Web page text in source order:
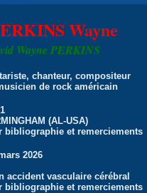
Wayne
Wayne PERKINS
chanteur, compositeur
de rock américain
(AL-USA)
bibliographie et remerciements
2026
accident vasculaire cérébral
bibliographie et remerciements